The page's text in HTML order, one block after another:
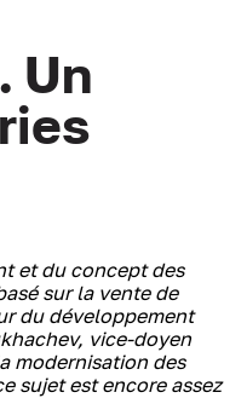
Un
et du concept des
sur la vente de
du développement
vice-doyen
modernisation des
sujet est encore assez